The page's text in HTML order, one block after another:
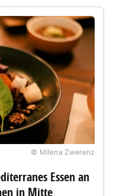
© Milena Zwerenz
Essen an
in Mitte